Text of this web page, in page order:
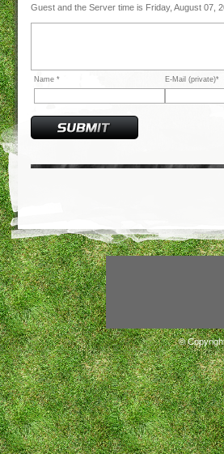
Guest and the Server time is Friday, August 07,
Name * E-Mail (private)*
©